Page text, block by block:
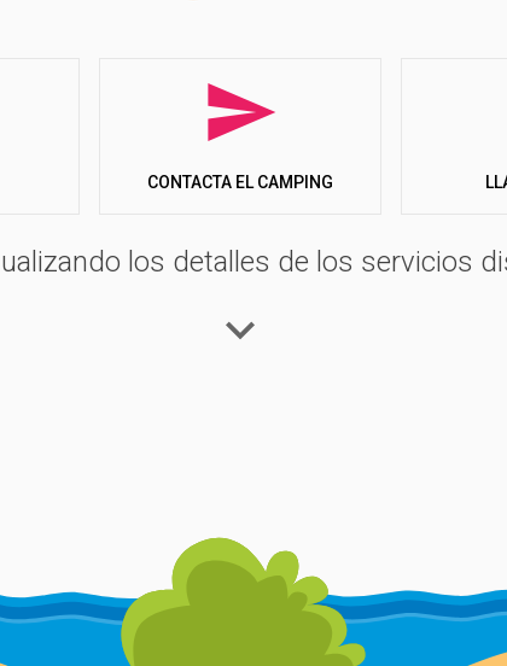
aseguramos un servicio de calidad y respetuoso. Ideal
importancia a la animación, cuidada hasta el más
CONTACTA EL CAMPING
los detalles de los servicios